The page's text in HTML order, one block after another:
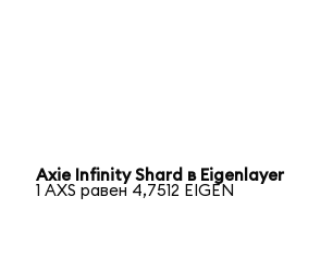
Axie Infinity Shard в Eigenlayer
1 AXS равен 4,7512 EIGEN